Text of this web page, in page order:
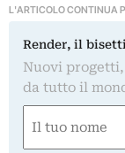
L'ARTICOLO CONTINUA
Render, il
Nuovi
da tutto il
(Required)